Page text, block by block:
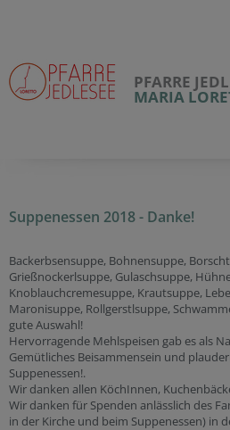
PFARRE
MARIA
Suppenessen 2018 - Danke!
Backerbsensuppe, Bohnensuppe,
Grießnockerlsuppe, Gulaschsuppe,
Knoblauchcremesuppe, Krautsuppe,
Maronisuppe, Rollgerstlsuppe,
gute Auswahl!
Hervorragende Mehlspeisen gab es als
Gemütliches Beisammensein und
Suppenessen!.
Wir danken allen KöchInnen,
Wir danken für Spenden anlässlich des
in der Kirche und beim Suppenessen) in